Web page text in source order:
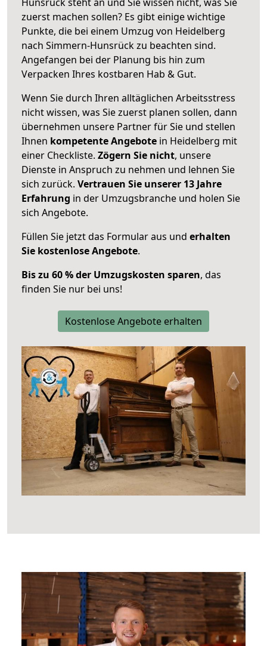
zuerst machen sollen? Es gibt einige wichtige
Punkte, die bei einem Umzug von Heidelberg
nach Simmern-Hunsrück zu beachten sind.
Angefangen bei der Planung bis hin zum
Verpacken Ihres kostbaren Hab & Gut.
Wenn Sie durch Ihren alltäglichen Arbeitsstress
nicht wissen, was Sie zuerst planen sollen, dann
übernehmen unsere Partner für Sie und stellen
Ihnen kompetente Angebote in Heidelberg mit
einer Checkliste. Zögern Sie nicht, unsere
Dienste in Anspruch zu nehmen und lehnen Sie
sich zurück. Vertrauen Sie unserer 13 Jahre
Erfahrung in der Umzugsbranche und holen Sie
sich Angebote.
Füllen Sie jetzt das Formular aus und erhalten
Sie kostenlose Angebote.
Bis zu 60 % der Umzugskosten sparen, das
finden Sie nur bei uns!
Kostenlose Angebote erhalten